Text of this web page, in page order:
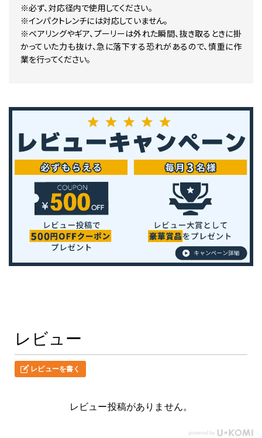
※必ず、対応径内で使用してください。
※インパクトレンチには対応していません。
※ベアリングやギア、プーリーは外れた瞬間、抜き取るときに掛
かっていた力も抜け、急に落下する恐れがあるので、慎重に作
業を行ってください。
レビュー
レビューを書く
レビュー投稿がありません。